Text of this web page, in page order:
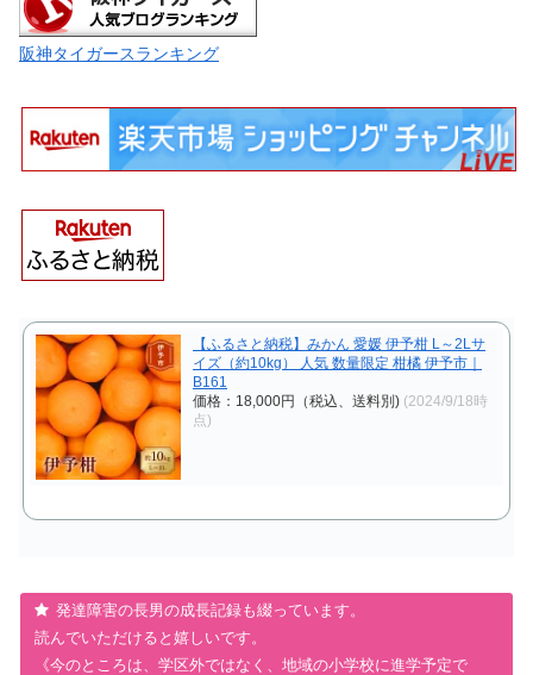
阪神タイガースランキング
【ふるさと納税】みかん 愛媛 伊予柑 L～2Lサ
イズ（約10kg） 人気 数量限定 柑橘 伊予市｜
B161
価格：18,000円（税込、送料別) (2024/9/18時
点)
発達障害の長男の成長記録も綴っています。
読んでいただけると嬉しいです。
《今のところは、学区外ではなく、地域の小学校に進学予定で